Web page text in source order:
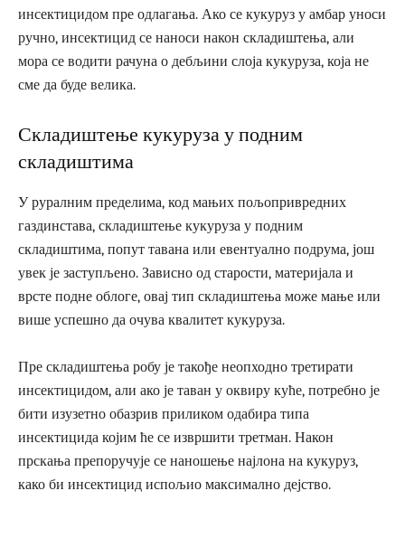
инсектицидом пре одлагања. Ако се кукуруз у амбар уноси
ручно, инсектицид се наноси након складиштења, али
мора се водити рачуна о дебљини слоја кукуруза, која не
сме да буде велика.
Складиштење кукуруза у подним
складиштима
У руралним пределима, код мањих пољопривредних
газдинстава, складиштење кукуруза у подним
складиштима, попут тавана или евентуално подрума, још
увек је заступљено. Зависно од старости, материјала и
врсте подне облоге, овај тип складиштења може мање или
више успешно да очува квалитет кукуруза.
Пре складиштења робу је такође неопходно третирати
инсектицидом, али ако је таван у оквиру куће, потребно је
бити изузетно обазрив приликом одабира типа
инсектицида којим ће се извршити третман. Након
прскања препоручује се наношење најлона на кукуруз,
како би инсектицид испољио максимално дејство.